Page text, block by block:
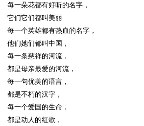
每一朵花都有好听的名字，
它们它们都叫美丽
每一个英雄都有热血的名字，
他们她们都叫中国，
每一条慈祥的河流，
都是母亲最爱的河流，
每一句优美的语言，
都是不朽的汉字，
每一个爱国的生命，
都是动人的红歌，